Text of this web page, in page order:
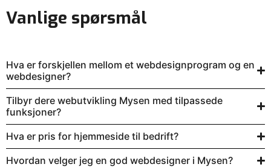
Vanlige spørsmål
Hva er forskjellen mellom et webdesignprogram og en
webdesigner?
Tilbyr dere webutvikling Mysen med tilpassede
funksjoner?
Hva er pris for hjemmeside til bedrift?
Hvordan velger jeg en god webdesigner i Mysen?